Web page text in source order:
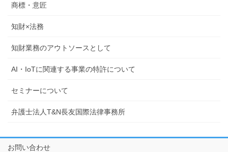
商標・意匠
知財×法務
知財業務のアウトソースとして
AI・IoTに関連する事業の特許について
セミナーについて
弁護士法人T&N長友国際法律事務所
お問い合わせ